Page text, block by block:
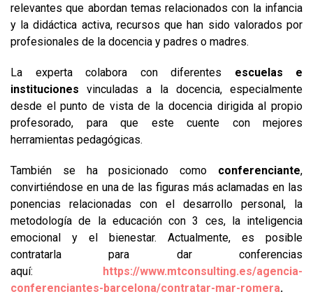
relevantes que abordan temas relacionados con la infancia
y la didáctica activa, recursos que han sido valorados por
profesionales de la docencia y padres o madres.
La experta colabora con diferentes escuelas e
instituciones vinculadas a la docencia, especialmente
desde el punto de vista de la docencia dirigida al propio
profesorado, para que este cuente con mejores
herramientas pedagógicas.
También se ha posicionado como conferenciante,
convirtiéndose en una de las figuras más aclamadas en las
ponencias relacionadas con el desarrollo personal, la
metodología de la educación con 3 ces, la inteligencia
emocional y el bienestar. Actualmente, es posible
contratarla para dar conferencias
aquí:
https://www.mtconsulting.es/agencia-
conferenciantes-barcelona/contratar-mar-romera.